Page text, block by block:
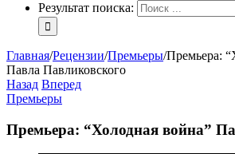
Результат поиска:
Главная/Рецензии/Премьеры/Премьера:
Павла Павликовского
Назад Вперед
Премьеры
Премьера: “Холодная война”